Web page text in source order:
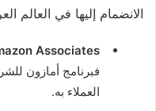
الانضمام إليها في العالم
Associates:
فبرنامج أمازون
العملاء به.